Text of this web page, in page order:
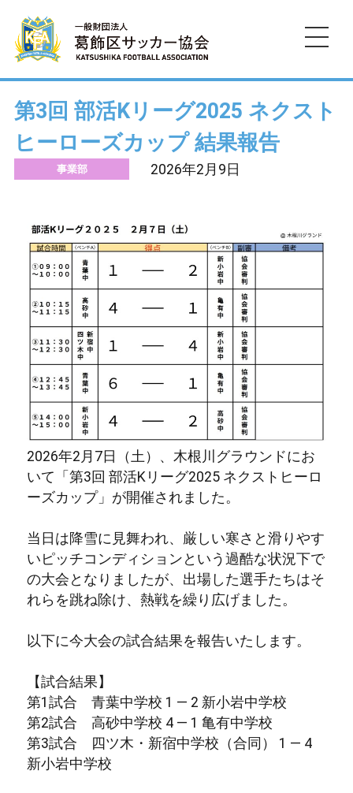
第3回 部活Kリーグ2025 ネクスト
ヒーローズカップ 結果報告
事業部 2026年2月9日
2026年2月7日（土）、木根川グラウンドにお
いて「第3回 部活Kリーグ2025 ネクストヒーロ
ーズカップ」が開催されました。
当日は降雪に見舞われ、厳しい寒さと滑りやす
いピッチコンディションという過酷な状況下で
の大会となりましたが、出場した選手たちはそ
れらを跳ね除け、熱戦を繰り広げました。
以下に今大会の試合結果を報告いたします。
【試合結果】
第1試合 青葉中学校 1 — 2 新小岩中学校
第2試合 高砂中学校 4 — 1 亀有中学校
第3試合 四ツ木・新宿中学校（合同） 1 — 4
新小岩中学校
HOME
お知らせ
規約・運営資料
墨東五区
お問い合わせ
協会本部
少年少女・中等部
一般部
壮年部
試合情報
女子部
フットサル部
墨東五区